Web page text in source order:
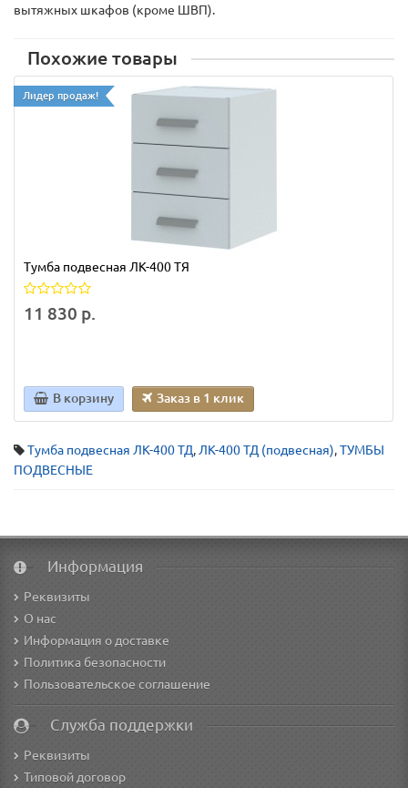
вытяжных шкафов (кроме ШВП).
Похожие товары
Лидер продаж!
Тумба подвесная ЛК-400 ТЯ
11 830 р.
В корзину Заказ в 1 клик
Тумба подвесная ЛК-400 ТД, ЛК-400 ТД (подвесная),ТУМБЫ
ПОДВЕСНЫЕ
Информация
Реквизиты
О нас
Информация о доставке
Политика безопасности
Пользовательское соглашение
Служба поддержки
Реквизиты
Типовой договор